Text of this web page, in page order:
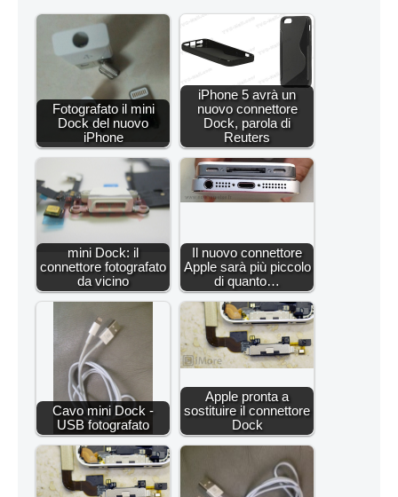
Fotografato il mini
Dock del nuovo
iPhone
iPhone 5 avrà un
nuovo connettore
Dock, parola di
Reuters
mini Dock: il
connettore fotografato
da vicino
Il nuovo connettore
Apple sarà più piccolo
di quanto…
Cavo mini Dock -
USB fotografato
Apple pronta a
sostituire il connettore
Dock